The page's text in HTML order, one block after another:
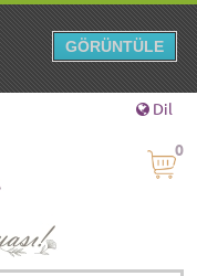
Dil
0
GÖRÜNTÜLE